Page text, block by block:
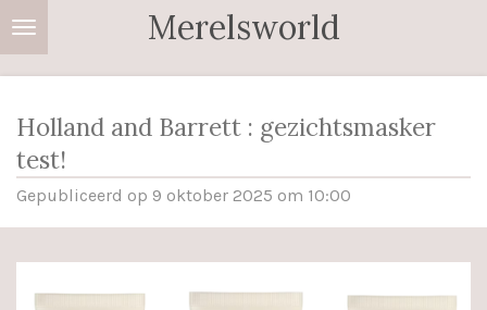
Ga
direct
hoofdinhoud
Merelsworld
Holland and Barrett : gezichtsmasker
test!
Gepubliceerd op 9 oktober 2025 om 10:00